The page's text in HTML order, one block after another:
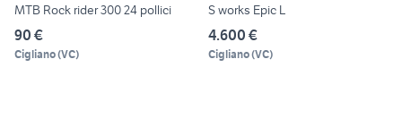
MTB Rock rider 300 24 pollici
90 €
Cigliano(VC)
S works Epic L
4.600 €
Cigliano(VC)